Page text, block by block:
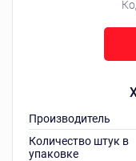
Производитель
Количество штук в
упаковке